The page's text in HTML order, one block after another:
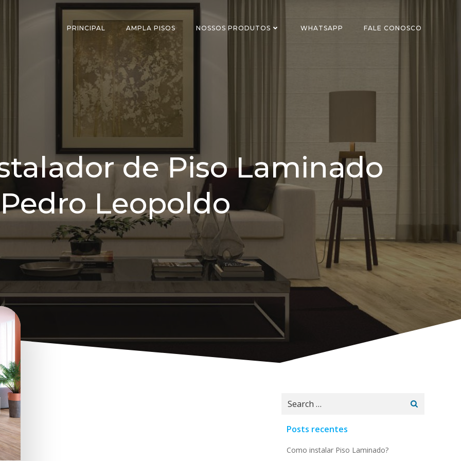
PRINCIPAL AMPLA PISOS NOSSOS PRODUTOS WHATSAPP FALE CONOSCO
de Piso Laminado
Pedro Leopoldo
Search
Posts recentes
Como instalar Piso Laminado?